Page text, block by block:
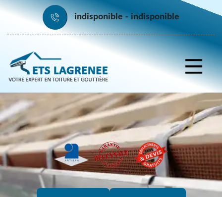
indisponible indisponible